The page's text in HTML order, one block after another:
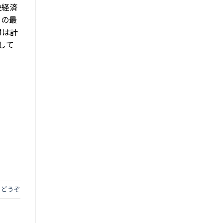
済
最
計
て
うぞ